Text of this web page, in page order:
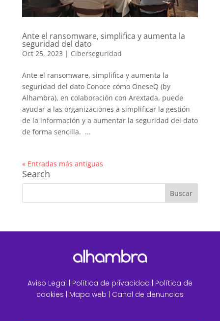
Ante el ransomware, simplifica y aumenta la
seguridad del dato
Oct 25, 2023 | Ciberseguridad
Ante el ransomware, simplifica y aumenta la
seguridad del dato Conoce cómo OneseQ (by
Alhambra), en colaboración con Arextada, puede
ayudar a las organizaciones a simplificar la gestión
de la información y a aumentar la seguridad del dato
de forma sencilla. ...
« Entradas más antiguas
Search
Aviso Legal | Política de privacidad | Política de
cookies | Mapa web | Canal de denuncias